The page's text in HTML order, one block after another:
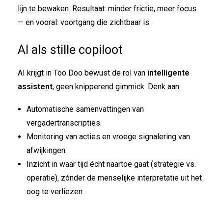
lijn te bewaken. Resultaat: minder frictie, meer focus
— en vooral: voortgang die zichtbaar is.
AI als stille copiloot
AI krijgt in Too Doo bewust de rol van intelligente
assistent, geen knipperend gimmick. Denk aan:
Automatische samenvattingen van
vergadertranscripties.
Monitoring van acties en vroege signalering van
afwijkingen.
Inzicht in waar tijd écht naartoe gaat (strategie vs.
operatie), zónder de menselijke interpretatie uit het
oog te verliezen.